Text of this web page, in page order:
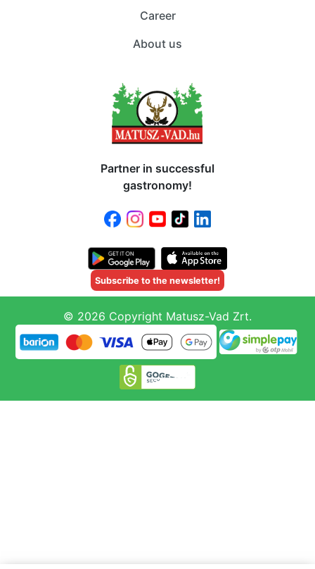
Career
About us
Partner in successful
gastronomy!
Subscribe to the newsletter!
© 2026 Copyright Matusz-Vad Zrt.